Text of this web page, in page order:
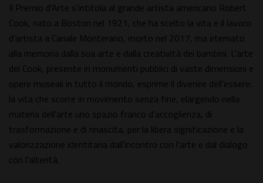
Il Premio d'Arte s'intitola al grande artista americano Robert
Cook, nato a Boston nel 1921, che ha scelto la vita e il lavoro
d'artista a Canale Monterano, morto nel 2017, ma eternato
alla memoria dalla sua arte e dalla creatività dei bambini. L'arte
del Cook, presente in monumenti pubblici di vaste dimensioni e
opere museali in tutto il mondo, esprime il divenire dell'essere:
la vita che scorre in movimento senza fine, elargendo nella
materia dell'arte uno spazio franco d'accoglienza, di
trasformazione e di rinascita, per la libera significazione e la
valorizzazione identitaria dall'incontro con l'arte e dal dialogo
con l'alterità.